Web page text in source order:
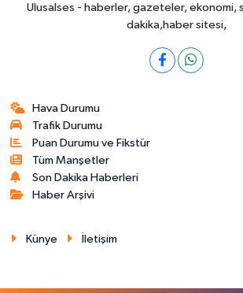
Ulusalses - haberler, gazeteler, ekonomi,
dakika,haber sitesi,
Hava Durumu
Trafik Durumu
Puan Durumu ve Fikstür
Tüm Manşetler
Son Dakika Haberleri
Haber Arşivi
Künye İletişim